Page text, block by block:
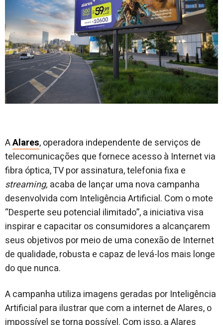
AAlares, operadora independente de serviços de
telecomunicações que fornece acesso à Internet via
fibra óptica, TV por assinatura, telefonia fixa e
streaming, ­ acaba de lançar uma nova campanha
desenvolvida com Inteligência Artificial. Com o mote
“Desperte seu potencial ilimitado”, a iniciativa visa
inspirar e capacitar os consumidores a alcançarem
seus objetivos por meio de uma conexão de Internet
de qualidade, robusta e capaz de levá-los mais longe
do que nunca.
A campanha utiliza imagens geradas por Inteligência
Artificial para ilustrar que com a internet de Alares, o